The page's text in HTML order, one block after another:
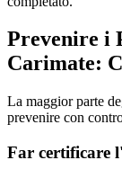
Prevenire i
Carimate:
La maggior parte
prevenire con
Far certificare